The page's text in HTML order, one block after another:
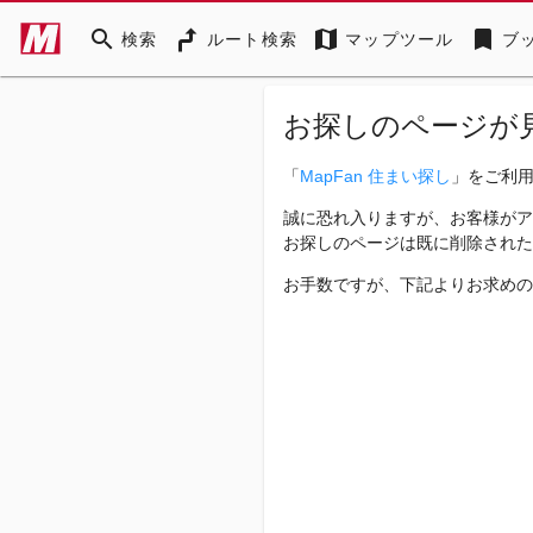
search 検索 ルート検索 map マップツール bookmark ブ
お探しのページが
「MapFan 住まい探し 」をご利
誠に恐れ入りますが、お客様が
お探しのページは既に削除され
お手数ですが、下記よりお求め